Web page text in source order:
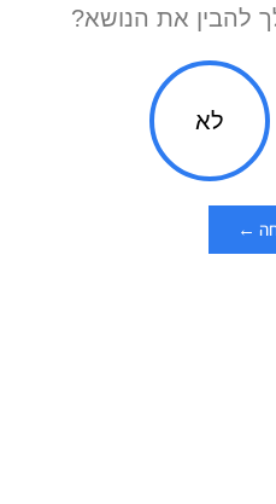
להבין את הנושא?
לא
←